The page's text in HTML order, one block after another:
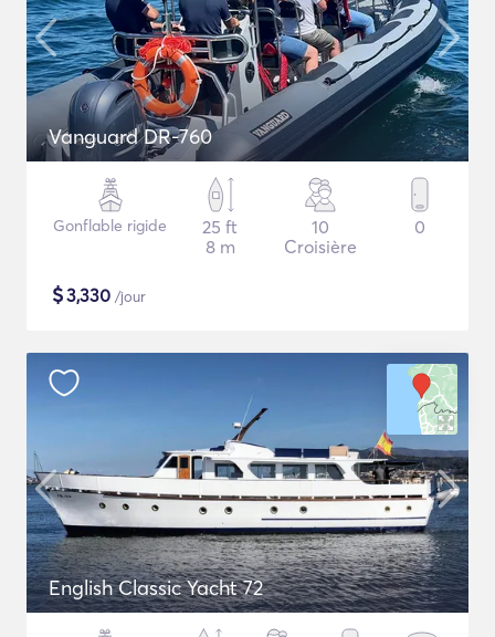
Vanguard DR-760
Gonflable rigide
25 ft
8 m
10
Croisière
0
$3,330 /jour
English Classic Yacht 72